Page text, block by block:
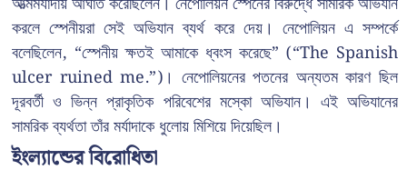
করলে স্পেনীয়রা সেই অভিযান ব্যর্থ করে দেয়। নেপোলিয়ন এ সম্পর্কে
বলেছিলেন, “স্পেনীয় ক্ষতই আমাকে ধ্বংস করেছে” (“The Spanish
ulcer ruined me.”)। নেপোলিয়নের পতনের অন্যতম কারণ ছিল
দূরবর্তী ও ভিন্ন প্রাকৃতিক পরিবেশের মস্কো অভিযান। এই অভিযানের
সামরিক ব্যর্থতা তাঁর মর্যাদাকে ধুলোয় মিশিয়ে দিয়েছিল।
ইংল্যান্ডের বিরোধিতা